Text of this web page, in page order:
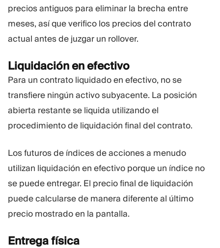
precios antiguos para eliminar la brecha entre
meses, así que verifico los precios del contrato
actual antes de juzgar un rollover.
Liquidación en efectivo
Para un contrato liquidado en efectivo, no se
transfiere ningún activo subyacente. La posición
abierta restante se liquida utilizando el
procedimiento de liquidación final del contrato.
Los futuros de índices de acciones a menudo
utilizan liquidación en efectivo porque un índice no
se puede entregar. El precio final de liquidación
puede calcularse de manera diferente al último
precio mostrado en la pantalla.
Entrega física